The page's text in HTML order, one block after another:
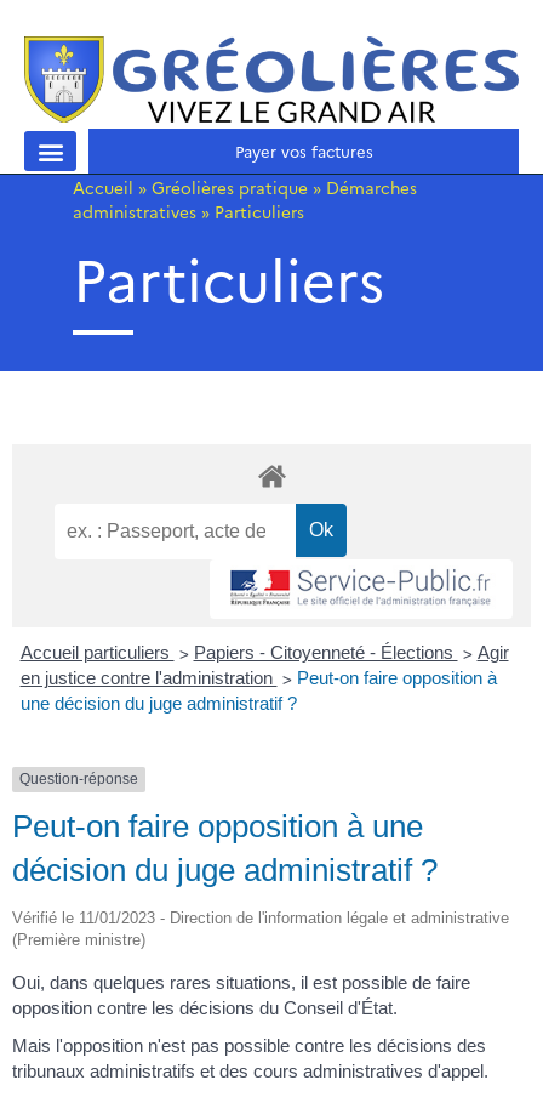
Payer vos factures
Accueil » Gréolières pratique » Démarches
administratives » Particuliers
Particuliers
Accueil particuliers > Papiers - Citoyenneté - Élections > Agir
en justice contre l'administration > Peut-on faire opposition à
une décision du juge administratif ?
Question-réponse
Peut-on faire opposition à une
décision du juge administratif ?
Vérifié le 11/01/2023 - Direction de l'information légale et administrative
(Première ministre)
Oui, dans quelques rares situations, il est possible de faire
opposition contre les décisions du Conseil d'État.
Mais l'opposition n'est pas possible contre les décisions des
tribunaux administratifs et des cours administratives d'appel.